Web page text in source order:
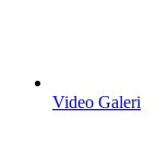
Video Galeri